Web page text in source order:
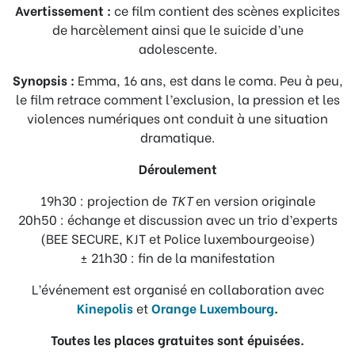
Avertissement : ce film contient des scènes explicites
de harcèlement ainsi que le suicide d’une
adolescente.
Synopsis : Emma, 16 ans, est dans le coma. Peu à peu,
le film retrace comment l’exclusion, la pression et les
violences numériques ont conduit à une situation
dramatique.
Déroulement
19h30 : projection de TKTen version originale
20h50 : échange et discussion avec un trio d’experts
(BEE SECURE, KJT et Police luxembourgeoise)
± 21h30 : fin de la manifestation
L’événement est organisé en collaboration avec
KinepolisetOrange Luxembourg.
Toutes les places gratuites sont épuisées.